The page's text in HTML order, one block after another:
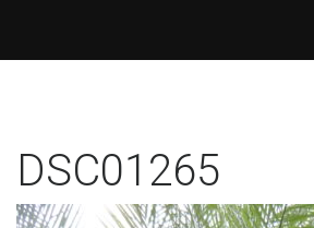
DSC01265